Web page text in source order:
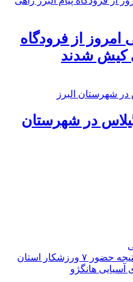
از فرودگاه
کیش شدند
در شهرستان